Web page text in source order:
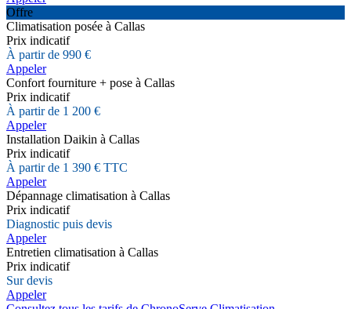
Offre
Climatisation posée à Callas
Prix indicatif
À partir de 990 €
Appeler
Confort fourniture + pose à Callas
Prix indicatif
À partir de 1 200 €
Appeler
Installation Daikin à Callas
Prix indicatif
À partir de 1 390 € TTC
Appeler
Dépannage climatisation à Callas
Prix indicatif
Diagnostic puis devis
Appeler
Entretien climatisation à Callas
Prix indicatif
Sur devis
Appeler